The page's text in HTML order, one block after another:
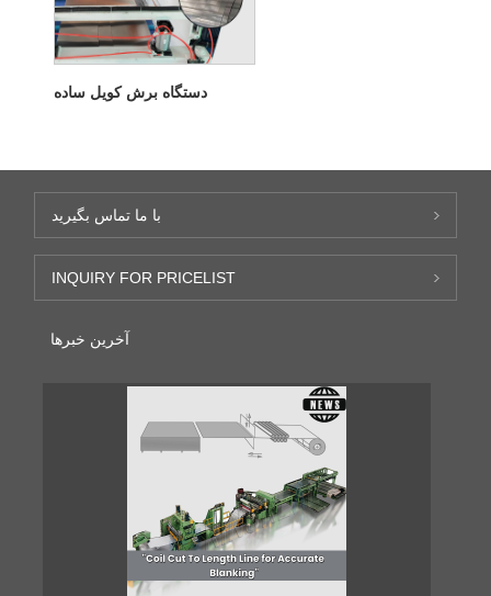
دستگاه برش کویل ساده
با ما تماس بگیرید
INQUIRY FOR PRICELIST
آخرین خبرها